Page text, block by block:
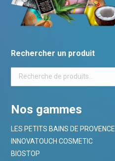
Rechercher un produit
Nos gammes
LES PETITS BAINS DE PROVENCE
INNOVATOUCH COSMETIC
BIOSTOP